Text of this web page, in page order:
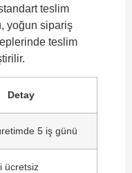
teslim
yoğun sipariş
teslim
Detay
5 iş günü
ücretsiz